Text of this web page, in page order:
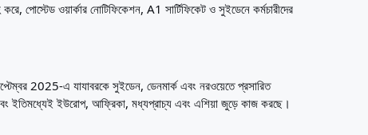
পোস্টেড ওয়ার্কার নোটিফিকেশন, A1 সার্টিফিকেট ও সুইডেনে কর্মচারীদের
2025-এ যাযাবরকে সুইডেন, ডেনমার্ক এবং নরওয়েতে প্রসারিত
ইতিমধ্যেই ইউরোপ, আফ্রিকা, মধ্যপ্রাচ্য এবং এশিয়া জুড়ে কাজ করছে।